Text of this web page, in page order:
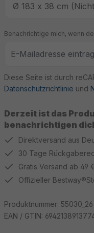
Derzeit ist das
benachrichtigen
Benachrichtige mich, wenn
Diese Seite ist durch
Datenschutzrichtlinie und
Direktversand aus
30 Tage
Gratis Versand ab 49
Offizieller
Produktnummer: 55030_26
EAN / GTIN: